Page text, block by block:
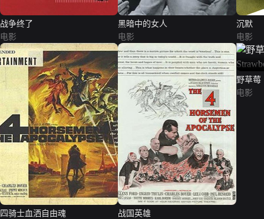
战争终了
电影
黑暗中的女人
电影
沉默
电影
四骑士血洒自由魂
战国英雄
野草莓
电影